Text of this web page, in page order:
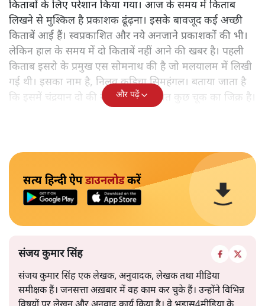
किताबों के लिए परेशान किया गया। आज के समय में किताब
लिखने से मुश्किल है प्रकाशक ढूंढ़ना। इसके बावजूद कई अच्छी
किताबें आई हैं। स्वप्रकाशित और नये अनजाने प्रकाशकों की भी।
लेकिन हाल के समय में दो किताबें नहीं आने की खबर है। पहली
किताब इसरो के प्रमुख एस सोमनाथ की है जो मलयालम में लिखी
गई थी। इसका नाम है, निलवु कुडिचा सिमहंगल। बताया जाता है
कि इसमें चंद्रयान दो की नाकामी से संबंधित कुछ चूक का जिक्र है।
और पढ़ें
सत्य हिन्दी ऐपडाउनलोडकरें
संजय कुमार सिंह
संजय कुमार सिंह एक लेखक, अनुवादक, लेखक तथा मीडिया
समीक्षक हैं। जनसत्ता अख़बार में वह काम कर चुके हैं। उन्होंने विभिन्न